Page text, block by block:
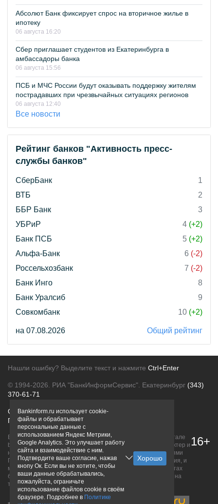
Абсолют Банк фиксирует спрос на вторичное жилье в
ипотеку
06 августа 16:20
Сбер приглашает студентов из Екатеринбурга в
амбассадоры банка
06 августа 15:56
ПСБ и МЧС России будут оказывать поддержку жителям
пострадавших при чрезвычайных ситуациях регионов
06 августа 12:40
Все новости
Рейтинг банков "Активность пресс-
службы банков"
СберБанк
1
ВТБ
2
ББР Банк
3
УБРиР
4 (+2)
Банк ПСБ
5 (+2)
Альфа-Банк
6 (-2)
Россельхозбанк
7 (-2)
Банк Инго
8
Банк Уралсиб
9
Совкомбанк
10 (+2)
на 07.08.2026 Общий рейтинг
Нашли ошибку? Выделите текст и нажмите Ctrl+Enter
© 1994-2026. РИА "БанкИнформСервис". Екатеринбург (343)
370-61-71
О проектеПолитика конфиденциальности
Правовая информацияДля рекламодателей
Вся информация о продуктах банков, размещенная на портале
bankinform.ru, носит исключительно ознакомительный характер и
не является публичной офертой, определяемой положениями
ГК РФ. Информация не содержит точного и полного описания, и
может быть изменена. Конечные условия уточняйте на сайтах
банков или при личном обращении. Исключительное право на
товарные знаки принадлежит их правообладателям.
16+
Bankinform.ru использует cookie-
файлы и обрабатывает
персональные данные с
использованием Яндекс Метрики,
Google Analytics. Это улучшает работу
сайта и взаимодействие с ним.
Подтвердите ваше согласие, нажав
кнопу Ок. Если вы не хотите, чтобы
ваши данные обрабатывались,
пожалуйста, ограничьте
использование файлов cookie в своём
браузере. Подробнее в Политике